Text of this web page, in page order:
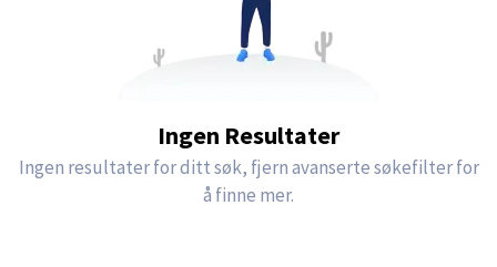
Ingen Resultater
Ingen resultater for ditt søk, fjern avanserte søkefilter for
å finne mer.